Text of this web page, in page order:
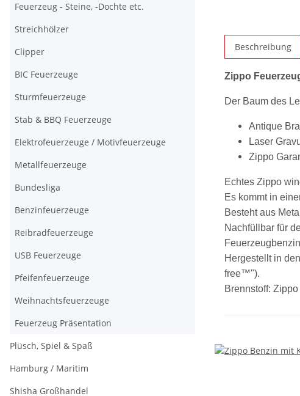
Beschreibung
Zippo
Der Baum des
Antique
Laser
Zippo
Echtes Zippo
Es kommt in
Besteht aus
Nachfüllbar für
Hergestellt in
free™").
Brennstoff:
Feuerzeug - Steine, -Dochte etc.
Streichhölzer
Clipper
BIC Feuerzeuge
Sturmfeuerzeuge
Stab & BBQ Feuerzeuge
Elektrofeuerzeuge / Motivfeuerzeuge
Metallfeuerzeuge
Bundesliga
Benzinfeuerzeuge
Reibradfeuerzeuge
USB Feuerzeuge
Pfeifenfeuerzeuge
Weihnachtsfeuerzeuge
Feuerzeug Präsentation
Plüsch, Spiel & Spaß
Hamburg / Maritim
Shisha Großhandel